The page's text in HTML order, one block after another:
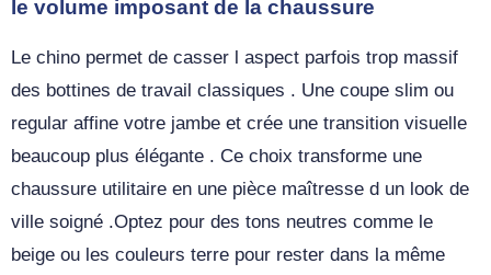
le volume imposant de la chaussure
Le chino permet de casser l aspect parfois trop massif
des bottines de travail classiques . Une coupe slim ou
regular affine votre jambe et crée une transition visuelle
beaucoup plus élégante . Ce choix transforme une
chaussure utilitaire en une pièce maîtresse d un look de
ville soigné .Optez pour des tons neutres comme le
beige ou les couleurs terre pour rester dans la même